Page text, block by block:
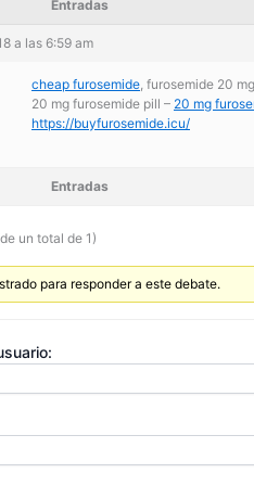
Entradas
a las 6:59 am
cheap furosemide , furosemide 20 mg
20 mg furosemide pill – 20 mg
https://buyfurosemide.icu/
Entradas
un total de 1)
para responder a este debate.